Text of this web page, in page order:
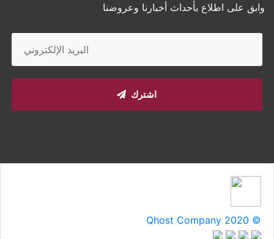
وابق على اطلاع بأحداث أخبارنا وعروضنا
اشترك
Qhost Company 2020 ©